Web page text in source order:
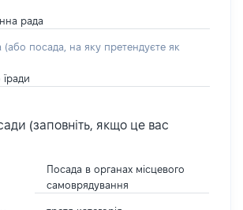
рада
(або посада, на яку претендуєте як
(заповніть, якщо це вас
Посада в органах місцевого
самоврядування